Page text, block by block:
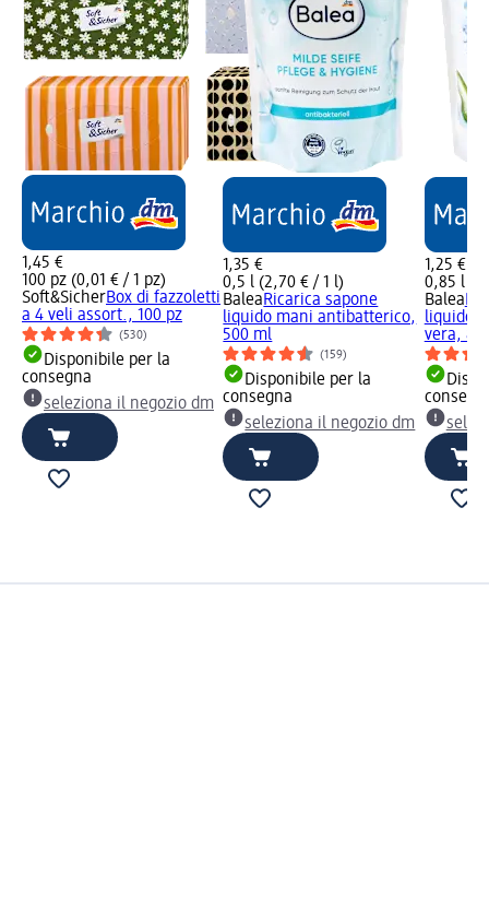
1,45 €
100 pz (0,01 € / 1 pz)
Soft&SicherBox di fazzoletti
a 4 veli assort., 100 pz
(530)
Disponibile per la
consegna
seleziona il negozio dm
1,35 €
0,5 l (2,70 € / 1 l)
BaleaRicarica sapone
liquido mani antibatterico,
500 ml
(159)
Disponibile per la
consegna
seleziona il negozio dm
1,25 €
0,85 l
Balea
liquido
vera,